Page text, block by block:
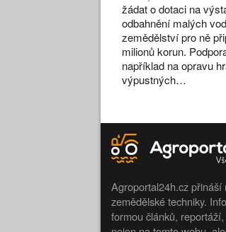
žádat o dotaci na
odbahnění malých
zemědělství pro ně
milionů korun.
například na opravu
výpustných…
Agroportal24h.cz přináší
zemědělské techniky.
formou článků,